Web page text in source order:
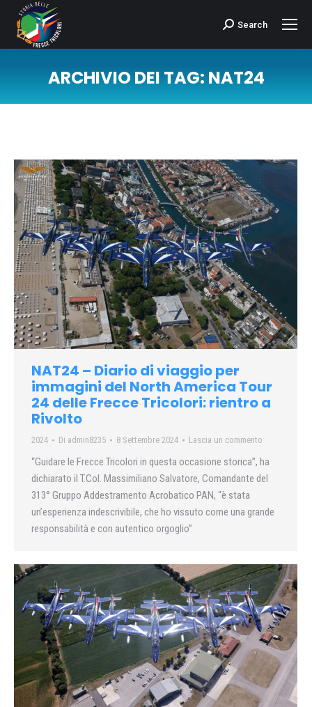
Cerca:Search
ARCHIVIO DEI TAG:NAT24
NAT24 – Diario di viaggio per
immagini del North America Tour
24 delle Frecce Tricolori: rientro a
Rivolto
2024 Di admin8235 8 Settembre 2024 Lascia un commento
“Guidare le Frecce Tricolori in questa occasione storica”, ha
dichiarato il T.Col. Massimiliano Salvatore, Comandante del
313° Gruppo Addestramento Acrobatico PAN, “è stata
un’esperienza indescrivibile, che ho vissuto come una grande
responsabilità e con autentico orgoglio”